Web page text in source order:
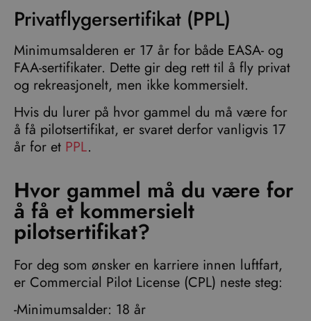
Privatflygersertifikat (PPL)
Minimumsalderen er 17 år for både EASA- og
FAA-sertifikater. Dette gir deg rett til å fly privat
og rekreasjonelt, men ikke kommersielt.
Hvis du lurer på hvor gammel du må være for
å få pilotsertifikat, er svaret derfor vanligvis 17
år for et PPL.
Hvor gammel må du være for
å få et kommersielt
pilotsertifikat?
For deg som ønsker en karriere innen luftfart,
er Commercial Pilot License (CPL) neste steg:
-Minimumsalder: 18 år